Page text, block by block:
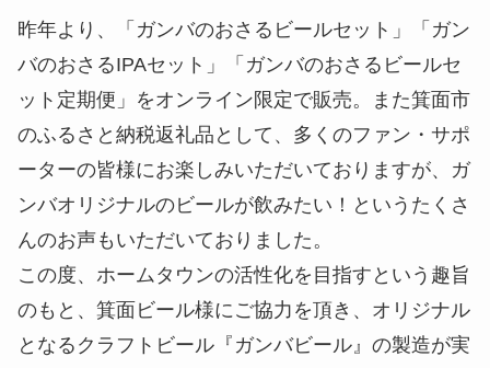
昨年より、「ガンバのおさるビールセット」「ガン
バのおさるIPAセット」「ガンバのおさるビールセ
ット定期便」をオンライン限定で販売。また箕面市
のふるさと納税返礼品として、多くのファン・サポ
ーターの皆様にお楽しみいただいておりますが、ガ
ンバオリジナルのビールが飲みたい！というたくさ
んのお声もいただいておりました。
この度、ホームタウンの活性化を目指すという趣旨
のもと、箕面ビール様にご協力を頂き、オリジナル
となるクラフトビール『ガンバビール』の製造が実